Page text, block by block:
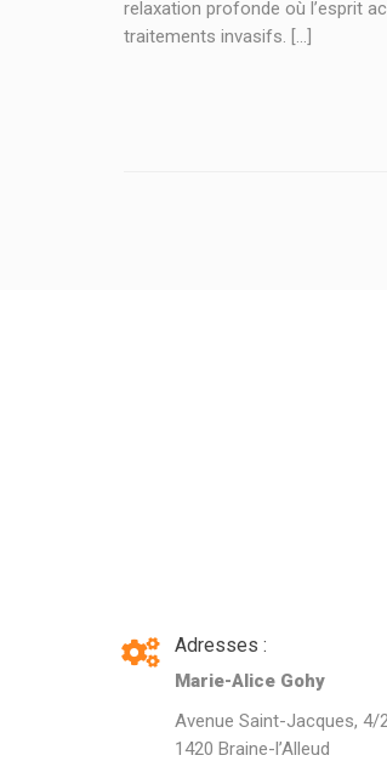
relaxation profonde où l’esprit
traitements invasifs. […]
Adresses :
Marie-Alice Gohy
Avenue Saint-Jacques, 4/
1420 Braine-l’Alleud